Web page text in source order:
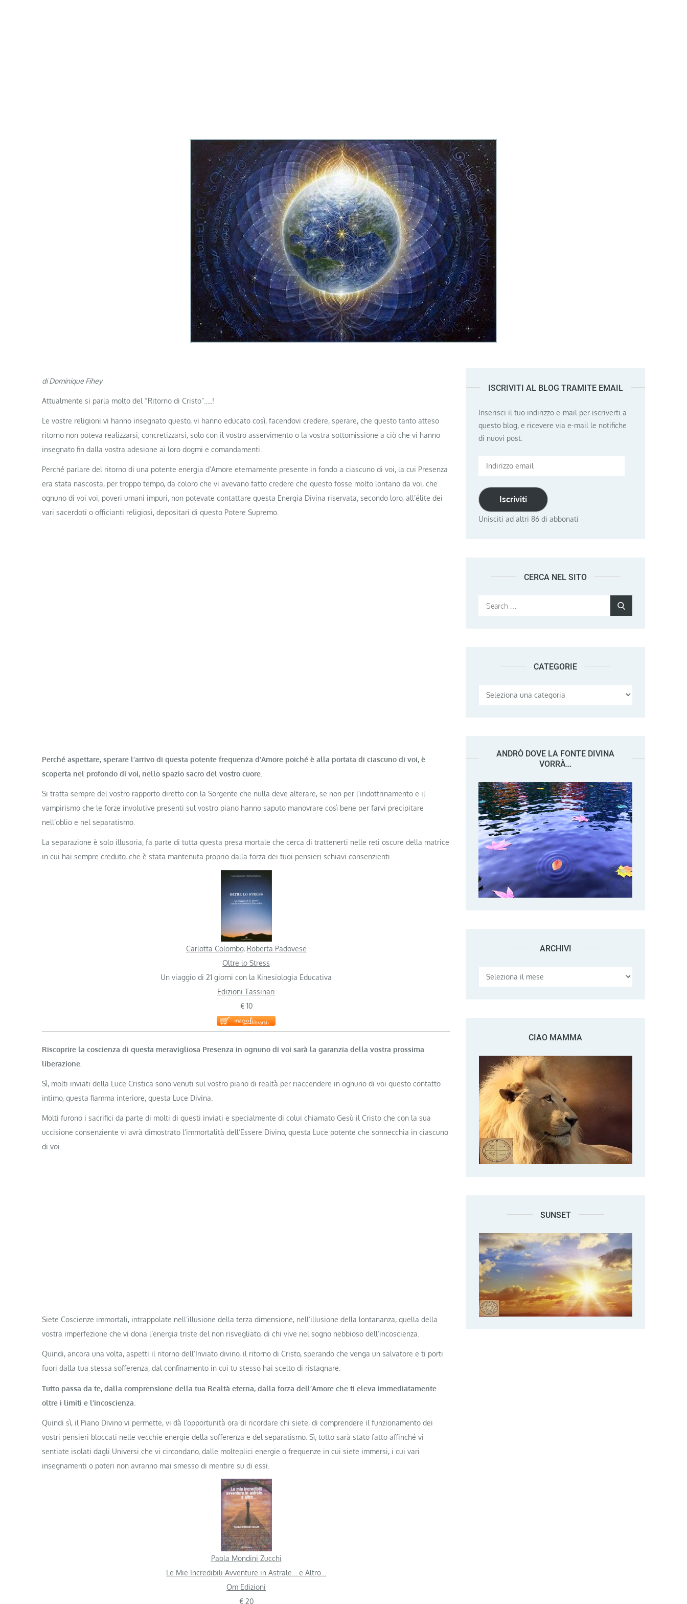
di Dominique Fihey
Attualmente si parla molto del “Ritorno di Cristo”…..!
Le vostre religioni vi hanno insegnato questo, vi hanno educato così, facendovi credere, sperare, che questo tanto atteso
ritorno non poteva realizzarsi, concretizzarsi, solo con il vostro asservimento o la vostra sottomissione a ciò che vi hanno
insegnato fin dalla vostra adesione ai loro dogmi e comandamenti.
Perché parlare del ritorno di una potente energia d’Amore eternamente presente in fondo a ciascuno di voi, la cui Presenza
era stata nascosta, per troppo tempo, da coloro che vi avevano fatto credere che questo fosse molto lontano da voi, che
ognuno di voi voi, poveri umani impuri, non potevate contattare questa Energia Divina riservata, secondo loro, all’élite dei
vari sacerdoti o officianti religiosi, depositari di questo Potere Supremo.
Perché aspettare, sperare l’arrivo di questa potente frequenza d’Amore poiché è alla portata di ciascuno di voi, è
scoperta nel profondo di voi, nello spazio sacro del vostro cuore.
Si tratta sempre del vostro rapporto diretto con la Sorgente che nulla deve alterare, se non per l’indottrinamento e il
vampirismo che le forze involutive presenti sul vostro piano hanno saputo manovrare così bene per farvi precipitare
nell’oblio e nel separatismo.
La separazione è solo illusoria, fa parte di tutta questa presa mortale che cerca di trattenerti nelle reti oscure della matrice
in cui hai sempre creduto, che è stata mantenuta proprio dalla forza dei tuoi pensieri schiavi consenzienti.
Carlotta Colombo, Roberta Padovese
Oltre lo Stress
Un viaggio di 21 giorni con la Kinesiologia Educativa
Edizioni Tassinari
€ 10
Riscoprire la coscienza di questa meravigliosa Presenza in ognuno di voi sarà la garanzia della vostra prossima
liberazione.
Sì, molti inviati della Luce Cristica sono venuti sul vostro piano di realtà per riaccendere in ognuno di voi questo contatto
intimo, questa fiamma interiore, questa Luce Divina.
Molti furono i sacrifici da parte di molti di questi inviati e specialmente di colui chiamato Gesù il Cristo che con la sua
uccisione consenziente vi avrà dimostrato l’immortalità dell’Essere Divino, questa Luce potente che sonnecchia in ciascuno
di voi.
Siete Coscienze immortali, intrappolate nell’illusione della terza dimensione, nell’illusione della lontananza, quella della
vostra imperfezione che vi dona l’energia triste del non risvegliato, di chi vive nel sogno nebbioso dell’incoscienza.
Quindi, ancora una volta, aspetti il ​​ritorno dell’Inviato divino, il ritorno di Cristo, sperando che venga un salvatore e ti porti
fuori dalla tua stessa sofferenza, dal confinamento in cui tu stesso hai scelto di ristagnare.
Tutto passa da te, dalla comprensione della tua Realtà eterna, dalla forza dell’Amore che ti eleva immediatamente
oltre i limiti e l’incoscienza.
Quindi sì, il Piano Divino vi permette, vi dà l’opportunità ora di ricordare chi siete, di comprendere il funzionamento dei
vostri pensieri bloccati nelle vecchie energie della sofferenza e del separatismo. Sì, tutto sarà stato fatto affinché vi
sentiate isolati dagli Universi che vi circondano, dalle molteplici energie o frequenze in cui siete immersi, i cui vari
insegnamenti o poteri non avranno mai smesso di mentire su di essi.
Paola Mondini Zucchi
Le Mie Incredibili Avventure in Astrale… e Altro…
Om Edizioni
€ 20
ISCRIVITI AL BLOG TRAMITE EMAIL
Inserisci il tuo indirizzo e-mail per iscriverti a
questo blog, e ricevere via e-mail le notifiche
di nuovi post.
Indirizzo
Iscriviti
Unisciti ad altri 86 di abbonati
CERCA NEL SITO
Search
CATEGORIE
Categorie
ANDRÒ DOVE LA FONTE DIVINA
VORRÀ…
ARCHIVI Archivi
CIAO MAMMA
SUNSET